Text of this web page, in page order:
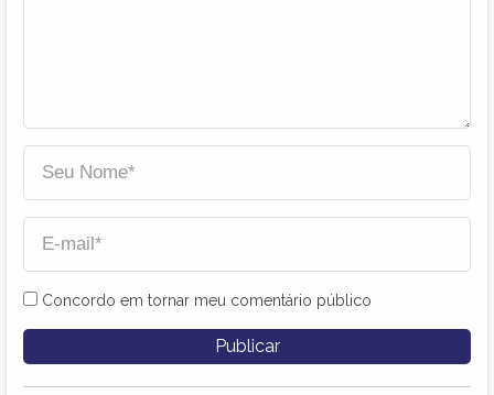
Concordo em tornar meu comentário público